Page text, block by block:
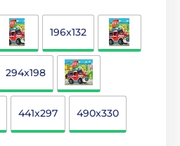
196x132
294x198
441x297 490x330